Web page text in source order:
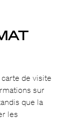
de visite
sur
que la
les